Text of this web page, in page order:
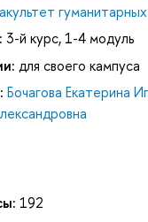
3-й курс, 1-4 модуль
для своего кампуса
Бочагова Екатерина
192